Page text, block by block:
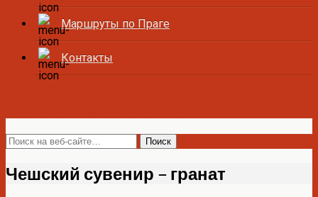
Маршруты по Праге
Контакты
Чешский сувенир – гранат